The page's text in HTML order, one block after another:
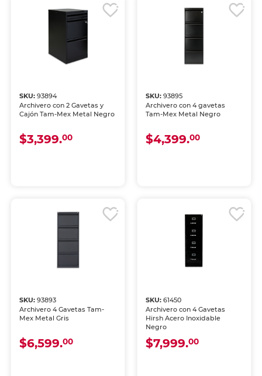
SKU:93894
Archivero con 2 Gavetas y
Cajón Tam-Mex Metal Negro
$3,399.00
SKU: 93895
Archivero con 4 gavetas
Tam-Mex Metal Negro
$4,399.00
SKU:93893
Archivero 4 Gavetas Tam-
Mex Metal Gris
$6,599.00
SKU: 61450
Archivero con 4 Gavetas
Hirsh Acero Inoxidable
Negro
$7,999.00